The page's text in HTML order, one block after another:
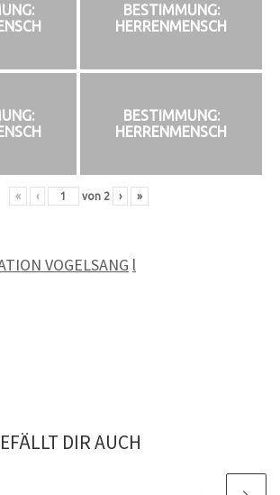
BESTIMMUNG:
HERRENMENSCH
BESTIMMUNG:
HERRENMENSCH
« ‹ von 2 › »
VOGELSANG l
DIR AUCH